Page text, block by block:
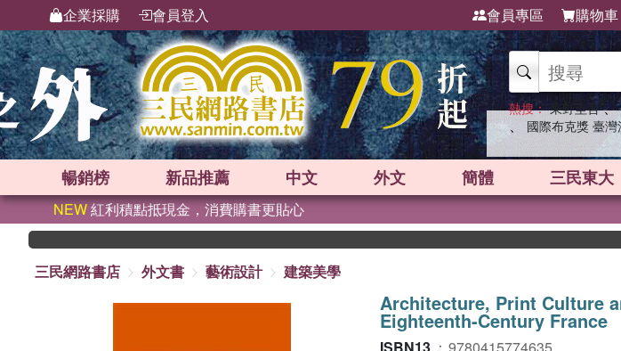
企業採購 會員登入 會員專區 購物車
熱搜： 東野圭吾 、
、 國際布克獎 臺
暢銷榜 新品推薦 中文 外文 簡體 三民東大
NEW紅利積點抵現金，消費購書更貼心
三民網路書店
外文書 藝術設計 建築美學
Architecture, Print Culture
Eighteenth-Century France